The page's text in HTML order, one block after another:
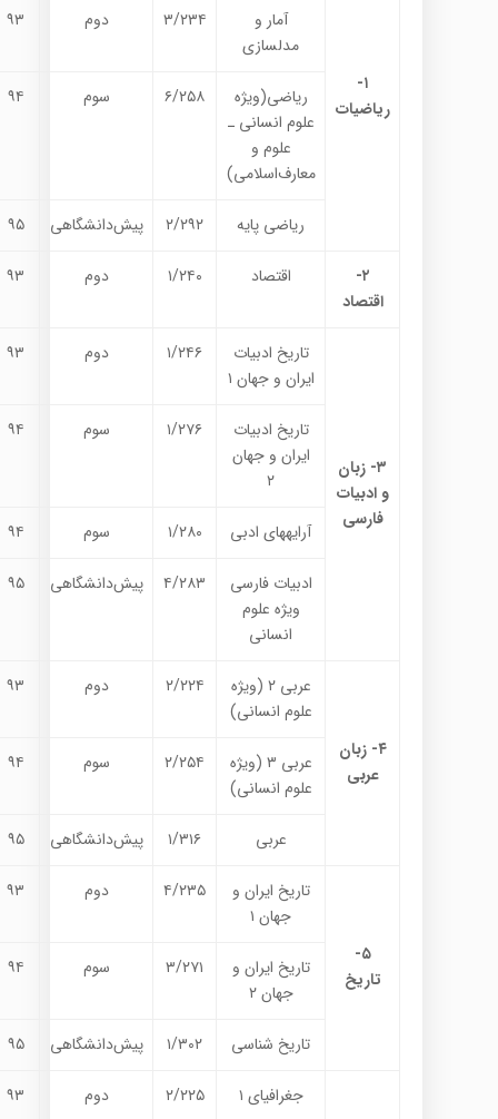
۱-
ریاضیات
آمار و
مدلسازی
۳/۲۳۴ دوم ۹۳
ریاضی(ویژه
علوم انسانی ـ
علوم و
معارف‌اسلامی)
۶/۲۵۸ سوم ۹۴
ریاضی پایه ۲/۲۹۲ پیش‌دانشگاهی ۹۵
۲-
اقتصاد
اقتصاد ۱/۲۴۰ دوم ۹۳
۳- زبان
و ادبیات
فارسی
تاریخ ادبیات
ایران و جهان ۱
۱/۲۴۶ دوم ۹۳
تاریخ ادبیات
ایران و جهان
۲
۱/۲۷۶ سوم ۹۴
آرایه­های ادبی ۱/۲۸۰ سوم ۹۴
ادبیات فارسی
ویژه علوم
انسانی
۴/۲۸۳ پیش‌دانشگاهی ۹۵
۴- زبان
عربی
عربی ۲ (ویژه
علوم انسانی)
۲/۲۲۴ دوم ۹۳
عربی ۳ (ویژه
علوم انسانی)
۲/۲۵۴ سوم ۹۴
عربی ۱/۳۱۶ پیش‌دانشگاهی ۹۵
۵-
تاریخ
تاریخ ایران و
جهان ۱
۴/۲۳۵ دوم ۹۳
تاریخ ایران و
جهان ۲
۳/۲۷۱ سوم ۹۴
تاریخ شناسی ۱/۳۰۲ پیش‌دانشگاهی ۹۵
جغرافیای ۱ ۲/۲۲۵ دوم ۹۳